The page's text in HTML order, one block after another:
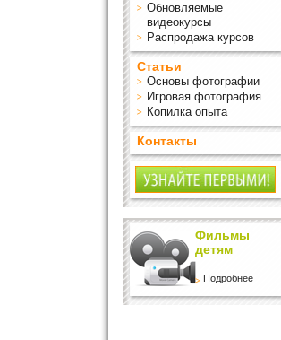
Обновляемые
видеокурсы
Распродажа курсов
Статьи
Основы фотографии
Игровая фотография
Копилка опыта
Контакты
Фильмы
детям
Подробнее